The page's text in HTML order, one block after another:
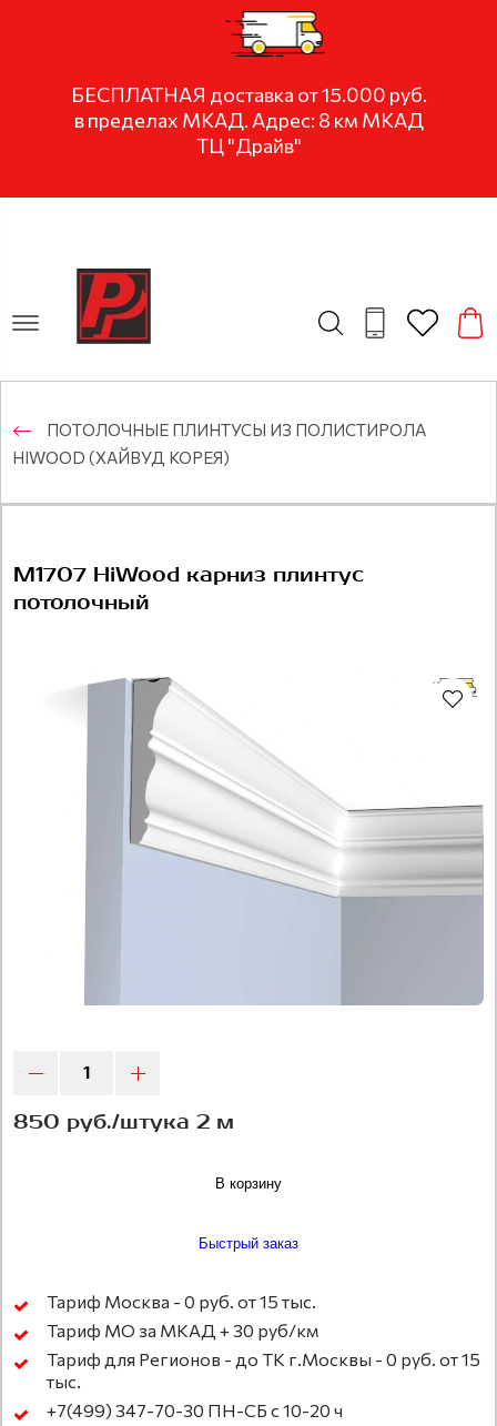
БЕСПЛАТНАЯ доставка от 15.000 руб.
в пределах МКАД. Адрес: 8 км МКАД
ТЦ "Драйв"
ПОТОЛОЧНЫЕ ПЛИНТУСЫ ИЗ ПОЛИСТИРОЛА
HIWOOD (ХАЙВУД КОРЕЯ)
M1707 HiWood карниз плинтус
потолочный
850 руб./штука 2 м
В корзину
Быстрый заказ
Тариф Москва - 0 руб. от 15 тыс.
Тариф МО за МКАД + 30 руб/км
Тариф для Регионов - до ТК г.Москвы - 0 руб. от 15
тыс.
+7(499) 347-70-30 ПН-СБ с 10-20 ч